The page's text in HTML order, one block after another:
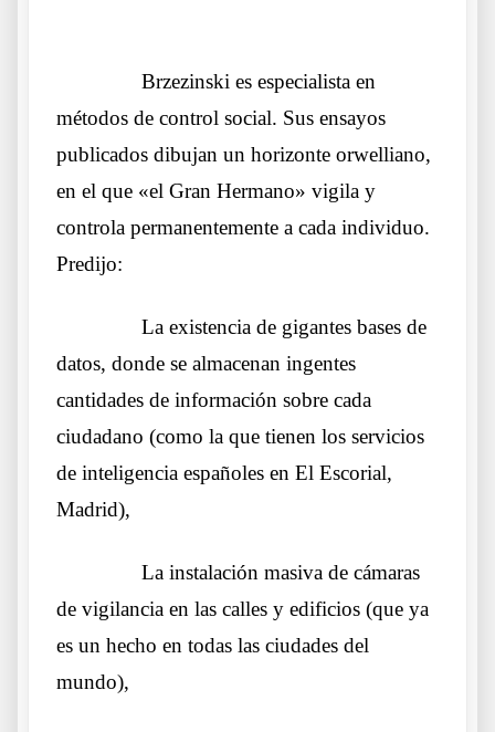
Brzezinski es especialista en
métodos de control social. Sus ensayos
publicados dibujan un horizonte orwelliano,
en el que «el Gran Hermano» vigila y
controla permanentemente a cada individuo.
Predijo:
La existencia de gigantes bases de
datos, donde se almacenan ingentes
cantidades de información sobre cada
ciudadano (como la que tienen los servicios
de inteligencia españoles en El Escorial,
Madrid),
La instalación masiva de cámaras
de vigilancia en las calles y edificios (que ya
es un hecho en todas las ciudades del
mundo),